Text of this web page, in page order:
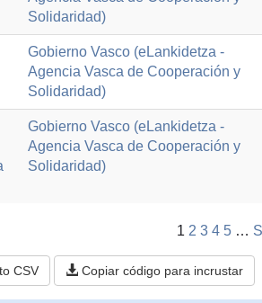
Solidaridad)
Gobierno Vasco (eLankidetza -
Agencia Vasca de Cooperación y
Solidaridad)
Gobierno Vasco (eLankidetza -
Agencia Vasca de Cooperación y
Solidaridad)
1 2 3 4 5 …
CSV Copiar código para incrustar